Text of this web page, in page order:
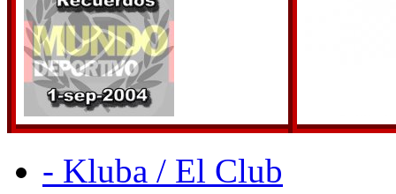
- Kluba / El Club